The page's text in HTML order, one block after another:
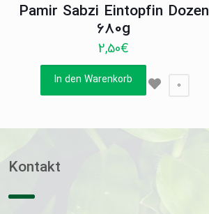
Pamir Sabzi Eintopfin Dozen
680g
2,50€
In den Warenkorb 0
Kontakt